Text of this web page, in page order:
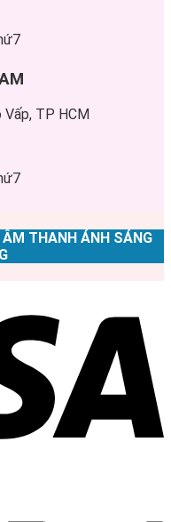
Vấp, TP HCM
THANH ÁNH SÁNG